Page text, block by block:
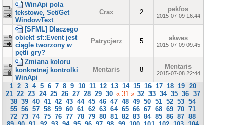
WinApi pola
tekstowe, Set/Get
WindowText
Crax 2 pekfos
2015-07-09 16:44
[SFML] Dlaczego
obiekt sf::Event jest
ciągle tworzony w
pętli gry?
Patrycjerz 5 akwes
2015-07-09 09:45
Zmiana koloru
konkretnej kontrolki
WinApi
Mentaris 8 Mentaris
2015-07-08 22:44
1 2 3 4 5 6 7 8 9 10 11 12 13 14 15 16 17 18 19 20
21 22 23 24 25 26 27 28 29 30 « 31 » 32 33 34 35 36 37
38 39 40 41 42 43 44 45 46 47 48 49 50 51 52 53 54
55 56 57 58 59 60 61 62 63 64 65 66 67 68 69 70 71
72 73 74 75 76 77 78 79 80 81 82 83 84 85 86 87 88